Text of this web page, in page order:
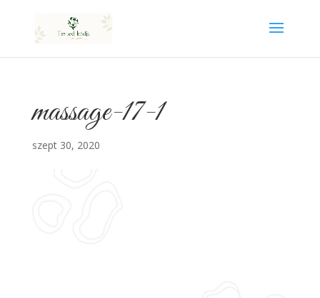
massage-17-1
szept 30, 2020